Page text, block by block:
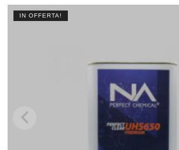
IN OFFERTA!